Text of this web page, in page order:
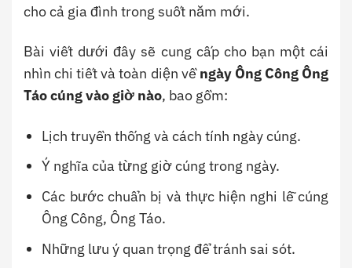
cho cả gia đình trong suốt năm mới.
Bài viết dưới đây sẽ cung cấp cho bạn một cái
nhìn chi tiết và toàn diện vềngày Ông Công Ông
Táo cúng vào giờ nào, bao gồm:
Lịch truyền thống và cách tính ngày cúng.
Ý nghĩa của từng giờ cúng trong ngày.
Các bước chuẩn bị và thực hiện nghi lễ cúng
Ông Công, Ông Táo.
Những lưu ý quan trọng để tránh sai sót.